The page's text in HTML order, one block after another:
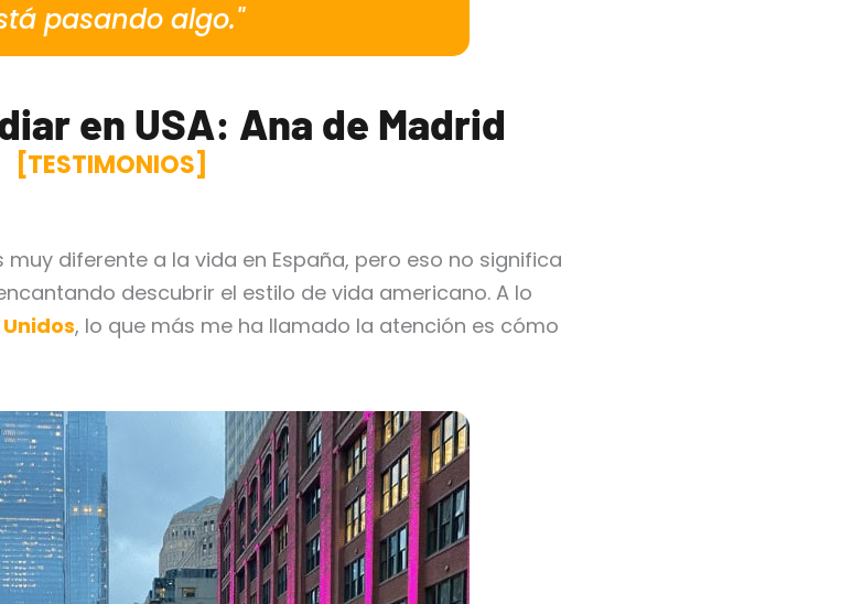
pasando algo."
en USA: Ana de Madrid
[TESTIMONIOS]
diferente a la vida en España, pero eso no significa
descubrir el estilo de vida americano. A lo
, lo que más me ha llamado la atención es cómo